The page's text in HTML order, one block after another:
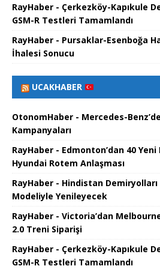
RayHaber - Çerkezköy-Kapıkule
GSM-R Testleri Tamamlandı
RayHaber - Pursaklar-Esenboğa
İhalesi Sonucu
UCAKHABER
OtonomHaber - Mercedes-
Kampanyaları
RayHaber - Edmonton’dan 40
Hyundai Rotem Anlaşması
RayHaber - Hindistan
Modeliyle Yenileyecek
RayHaber - Victoria’dan
2.0 Treni Siparişi
RayHaber - Çerkezköy-Kapıkule
GSM-R Testleri Tamamlandı